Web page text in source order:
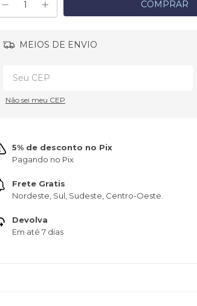
MEIOS DE ENVIO
Não sei meu CEP
5% de desconto no Pix
Pagando no Pix
Frete Gratis
Nordeste, Sul, Sudeste, Centro-Oeste.
Devolva
Em até 7 dias